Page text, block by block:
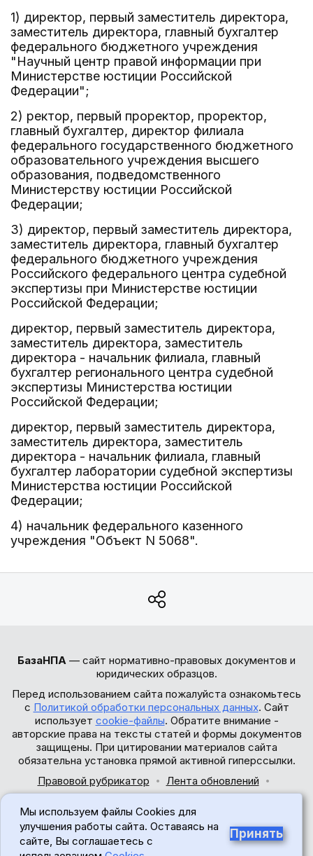
1) директор, первый заместитель директора,
заместитель директора, главный бухгалтер
федерального бюджетного учреждения
"Научный центр правой информации при
Министерстве юстиции Российской
Федерации";
2) ректор, первый проректор, проректор,
главный бухгалтер, директор филиала
федерального государственного бюджетного
образовательного учреждения высшего
образования, подведомственного
Министерству юстиции Российской
Федерации;
3) директор, первый заместитель директора,
заместитель директора, главный бухгалтер
федерального бюджетного учреждения
Российского федерального центра судебной
экспертизы при Министерстве юстиции
Российской Федерации;
директор, первый заместитель директора,
заместитель директора, заместитель
директора - начальник филиала, главный
бухгалтер регионального центра судебной
экспертизы Министерства юстиции
Российской Федерации;
директор, первый заместитель директора,
заместитель директора, заместитель
директора - начальник филиала, главный
бухгалтер лаборатории судебной экспертизы
Министерства юстиции Российской
Федерации;
4) начальник федерального казенного
учреждения "Объект N 5068".
БазаНПА — сайт нормативно-правовых документов и
юридических образцов.
Перед использованием сайта пожалуйста ознакомьтесь
с Политикой обработки персональных данных. Сайт
использует cookie-файлы. Обратите внимание -
авторские права на тексты статей и формы документов
защищены. При цитировании материалов сайта
обязательна установка прямой активной гиперссылки.
Правовой рубрикатор
Лента обновлений
© 2017-2026
18+
Мы используем файлы Cookies для
улучшения работы сайта. Оставаясь на
сайте, Вы соглашаетесь с
Принять